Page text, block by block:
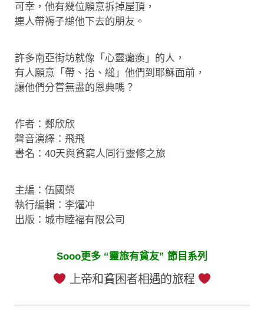
可幸，他有幾位願意拆掉屋頂，
連人帶褥子縋他下去的朋友。
許多南亞街坊就像「心靈癱瘓」的人，
有人願意「帶、抬、縋」他們到耶穌面前，
讓他們分嘗無盡的恩典嗎？
作者：鄭欣欣
聲音演繹：飛飛
書名：40天與貧窮人同行靈修之旅
主編：伍國榮
執行編輯：李燿冲
出版：城市睦福有限公司
Sooo更多 “靈旅有貧友” 節目系列
上帝和貧困者相遇的旅程